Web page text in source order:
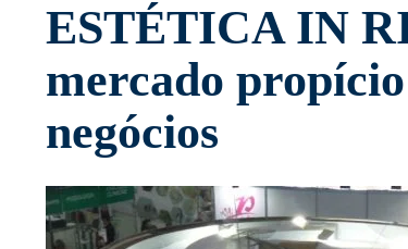
ESTÉTICA IN
mercado propício
negócios